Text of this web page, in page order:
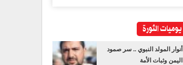
يوميات الثورة
أنوار المولد النبوي .. سر صمود
اليمن وثبات الأمة